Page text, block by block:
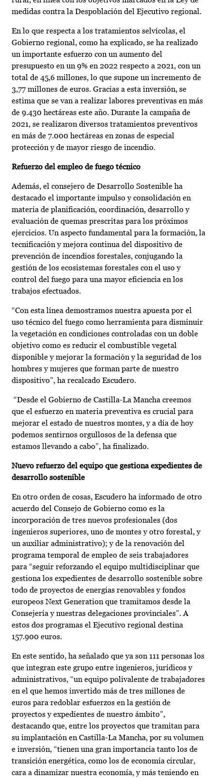
medidas contra la Despoblación del Ejecutivo regional.
En lo que respecta a los tratamientos selvícolas, el
Gobierno regional, como ha explicado, se ha realizado
un importante esfuerzo con un aumento del
presupuesto en un 9% en 2022 respecto a 2021, con un
total de 45,6 millones, lo que supone un incremento de
3,77 millones de euros. Gracias a esta inversión, se
estima que se van a realizar labores preventivas en más
de 9.430 hectáreas este año. Durante la campaña de
2021, se realizaron diversos tratamientos preventivos
en más de 7.000 hectáreas en zonas de especial
protección y de mayor riesgo de incendio.
Refuerzo del empleo de fuego técnico
Además, el consejero de Desarrollo Sostenible ha
destacado el importante impulso y consolidación en
materia de planificación, coordinación, desarrollo y
evaluación de quemas prescritas para los próximos
ejercicios. Un aspecto fundamental para la formación, la
tecnificación y mejora continua del dispositivo de
prevención de incendios forestales, conjugando la
gestión de los ecosistemas forestales con el uso y
control del fuego para una mayor eficiencia en los
trabajos efectuados.
“Con esta línea demostramos nuestra apuesta por el
uso técnico del fuego como herramienta para disminuir
la vegetación en condiciones controladas con un doble
objetivo como es reducir el combustible vegetal
disponible y mejorar la formación y la seguridad de los
hombres y mujeres que forman parte de nuestro
dispositivo”, ha recalcado Escudero.
“Desde el Gobierno de Castilla-La Mancha creemos
que el esfuerzo en materia preventiva es crucial para
mejorar el estado de nuestros montes, y a día de hoy
podemos sentirnos orgullosos de la defensa que
estamos llevando a cabo”, ha finalizado.
Nuevo refuerzo del equipo que gestiona expedientes de
desarrollo sostenible
En otro orden de cosas, Escudero ha informado de otro
acuerdo del Consejo de Gobierno como es la
incorporación de tres nuevos profesionales (dos
ingenieros superiores, uno de montes y otro forestal, y
un auxiliar administrativo); y de la renovación del
programa temporal de empleo de seis trabajadores
para “seguir reforzando el equipo multidisciplinar que
gestiona los expedientes de desarrollo sostenible sobre
todo de proyectos de energías renovables y fondos
europeos Next Generation que tramitamos desde la
Consejería y nuestras delegaciones provinciales”. A
estos dos programas el Ejecutivo regional destina
157.900 euros.
En este sentido, ha señalado que ya son 111 personas los
que integran este grupo entre ingenieros, jurídicos y
administrativos, “un equipo polivalente de trabajadores
en el que hemos invertido más de tres millones de
euros para redoblar esfuerzos en la gestión de
proyectos y expedientes de nuestro ámbito”,
destacando que, entre los proyectos que tramitan para
su implantación en Castilla-La Mancha, por su volumen
e inversión, “tienen una gran importancia tanto los de
transición energética, como los de economía circular,
cara a dinamizar nuestra economía, y más teniendo en